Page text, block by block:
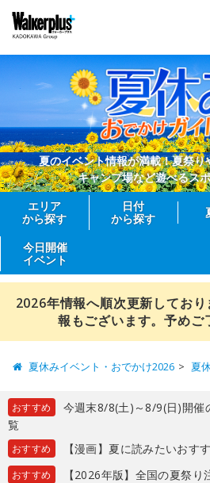
夏のイベント情報が満載！夏祭
キャンプ場など遊べるス
エリア
から探す
日付
から探す
今日開催
イベント
2026年情報へ順次更新してお
報もございます。予めご
夏休みイベント・おでかけ2026 夏
おすすめ
今週末8/8(土)～8/9(日)開催
覧
おすすめ 【漫画】夏に読みたいおす
おすすめ
【2026年版】全国の夏祭